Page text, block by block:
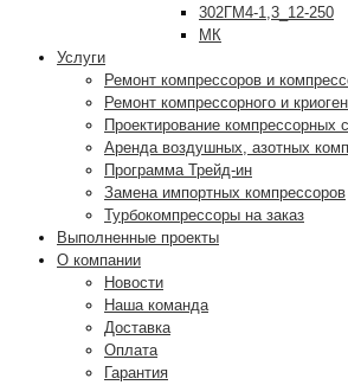
302ГМ4-1,3_12-250
МК
Услуги
Ремонт компрессоров и
Ремонт компрессорного и
Проектирование компрессорных
Аренда воздушных, азотных
Программа Трейд-ин
Замена импортных компрессоров
Турбокомпрессоры на заказ
Выполненные проекты
О компании
Новости
Наша команда
Доставка
Оплата
Гарантия